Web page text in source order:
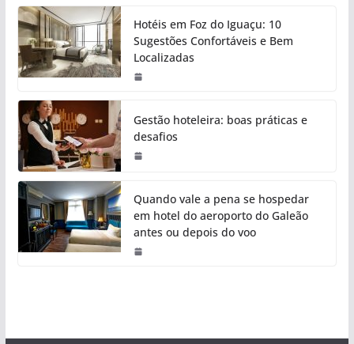
Hotéis em Foz do Iguaçu: 10
Sugestões Confortáveis e Bem
Localizadas
Gestão hoteleira: boas práticas e
desafios
Quando vale a pena se hospedar
em hotel do aeroporto do Galeão
antes ou depois do voo